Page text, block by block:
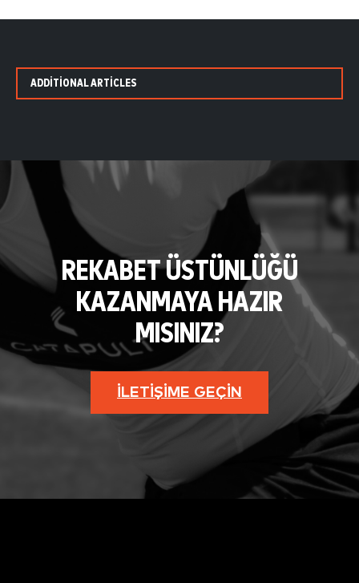
ADDITIONAL ARTICLES
REKABET ÜSTÜNLÜĞÜ
KAZANMAYA HAZIR
MISINIZ?
İLETIŞIME GEÇIN